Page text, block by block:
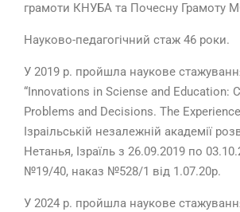
грамоти КНУБА та Почесну Грамоту
Науково-педагогічний стаж 46 роки.
У 2019 р. пройшла наукове
“Innovations in Sciense and Education:
Problems and Decisions. The
Ізраільській незалежній академії
Нетанья, Ізраїль з 26.09.2019 по
№19/40, наказ №528/1 від 1.07.20р.
У 2024 р. пройшла наукове